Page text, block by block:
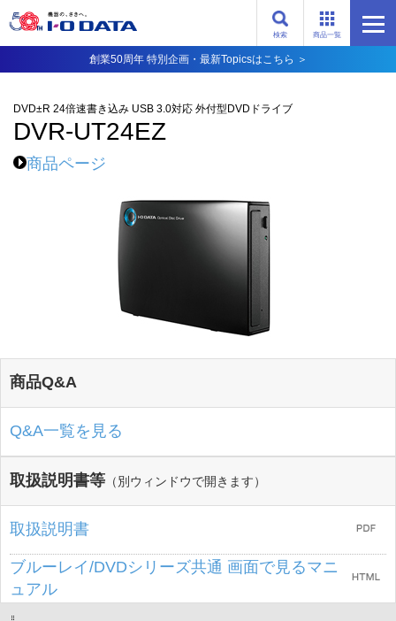
商品一覧
検索
創業50周年 特別企画・最新Topicsはこちら ＞
DVD±R 24倍速書き込み USB 3.0対応 外付型DVDドライブ
DVR-UT24EZ
商品ページ
商品Q&A
Q&A一覧を見る
取扱説明書等 （別ウィンドウで開きます）
取扱説明書
ブルーレイ/DVDシリーズ共通 画面で見るマニ
ュアル